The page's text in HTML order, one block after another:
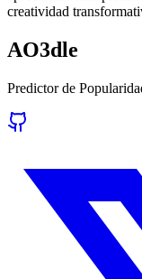
creatividad
AO3dle
Predictor de